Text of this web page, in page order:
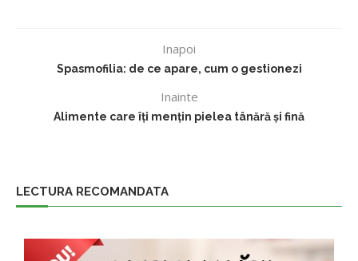
Inapoi
Spasmofilia: de ce apare, cum o gestionezi
Inainte
Alimente care îți mențin pielea tânără și fină
LECTURA RECOMANDATA